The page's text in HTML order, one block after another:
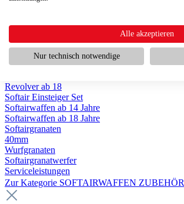
Scharfschützengewehr ab 18
Softair Pistolen
Softair Pistolen elektrisch ab 14
Softair Pistolen Federdruck ab 14
Softair Pistolen HPA Luftdruck ab 18
Revolver ab 18
Softair Einsteiger Set
Softairwaffen ab 14 Jahre
Softairwaffen ab 18 Jahre
Softairgranaten
40mm
Wurfgranaten
Softairgranatwerfer
Serviceleistungen
Zur Kategorie SOFTAIRWAFFEN ZUBEHÖR
Alle akzeptieren
Nur technisch notwendige